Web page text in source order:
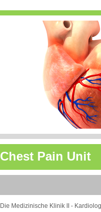
Chest Pain Unit
Die Medizinische Klinik II -